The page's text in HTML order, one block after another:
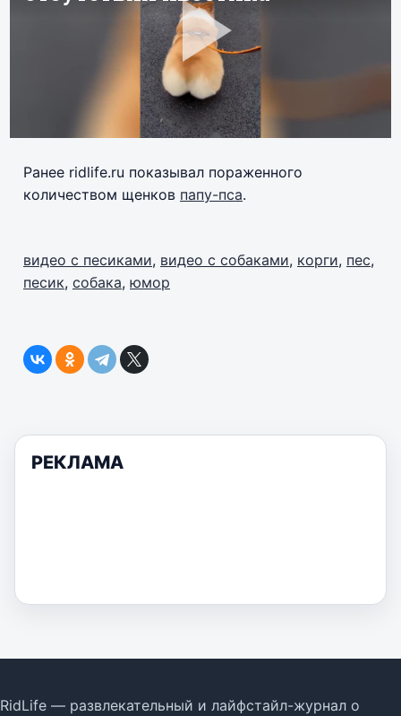
Ранее ridlife.ru показывал пораженного
количеством щенков папу-пса.
видео с песиками, видео с собаками, корги, пес,
песик, собака, юмор
РЕКЛАМА
RidLife — развлекательный и лайфстайл-журнал о